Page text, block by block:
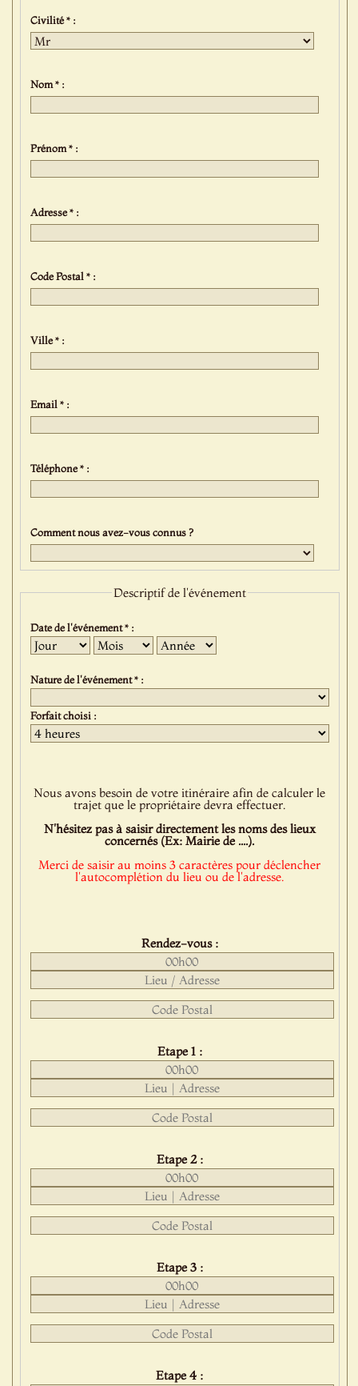
Civilité * :
Nom * :
Prénom * :
Adresse * :
Code Postal * :
Ville * :
Email * :
Téléphone * :
Comment nous avez-vous connus ?
Descriptif de l'événement
Date de l'événement * :
Jour Mois Année
Nature de l'événement * :
Forfait choisi :
Nous avons besoin de votre itinéraire afin de calculer le
trajet que le propriétaire devra effectuer.
N'hésitez pas à saisir directement les noms des lieux
concernés (Ex: Mairie de ....).
Merci de saisir au moins 3 caractères pour déclencher
l'autocomplétion du lieu ou de l'adresse.
Rendez-vous :
Etape 1 :
Etape 2 :
Etape 3 :
Etape 4 :